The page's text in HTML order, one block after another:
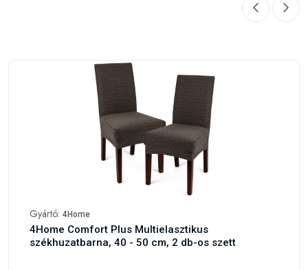
Gyártó: 4Home
4Home Comfort Plus Multielasztikus
székhuzatbarna, 40 - 50 cm, 2 db-os szett